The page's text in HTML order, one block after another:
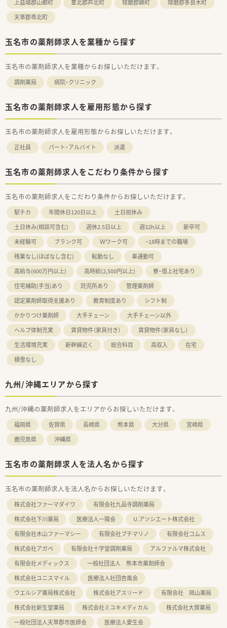
上益城郡山都町
葦北郡芦北町 球磨郡錦町
球磨郡多良木町
天草郡苓北町
玉名市の薬剤師求人を業種から探す
玉名市の薬剤師求人を業種からお探しいただけます。
調剤薬局 病院・クリニック
玉名市の薬剤師求人を雇用形態から探す
玉名市の薬剤師求人を雇用形態からお探しいただけます。
正社員 パート・アルバイト 派遣
玉名市の薬剤師求人をこだわり条件から探す
玉名市の薬剤師求人をこだわり条件からお探しいただけます。
駅チカ 年間休日120日以上
土日祝休み
土日休み(相談可含む)
週休2.5日以上 週32h以上
新卒可
未経験可
ブランク可 Ｗワーク可
~18時までの職場
残業なし(ほぼなし含む)
転勤なし
車通勤可
高給与(600万円以上)
高時給(2,500円以上)
寮・借上社宅あり
住宅補助(手当)あり
託児所あり
管理薬剤師
認定薬剤師取得支援あり
教育制度あり
シフト制
かかりつけ薬剤師
大手チェーン
大手チェーン以外
ヘルプ体制充実
賃貸物件（家具付き）
賃貸物件（家具なし）
生活環境充実
新幹線近く 総合科目 高収入
在宅
積雪なし
九州/沖縄エリアから探す
九州/沖縄の薬剤師求人をエリアからお探しいただけます。
福岡県 佐賀県 長崎県 熊本県 大分県
宮崎県
鹿児島県
沖縄県
玉名市の薬剤師求人を法人名から探す
玉名市の薬剤師求人を法人名からお探しいただけます。
株式会社ファーマダイワ
有限会社九品寺調剤薬局
株式会社下川薬局
医療法人一陽会
U.アソシエート株式会社
有限会社木山ファーマシー
有限会社プチマリノ
有限会社コムス
株式会社アガペ
有限会社十字堂調剤薬局
アルファルマ株式会社
有限会社メディックス
一般社団法人 熊本市薬剤師会
株式会社ユニスマイル
医療法人社団杏風会
ウエルシア薬局株式会社
株式会社アスリード
有限会社 岡山薬局
株式会社新生堂薬局
株式会社ミユキメディカル
株式会社大賀薬局
一般社団法人天草郡市医師会
医療法人愛生会